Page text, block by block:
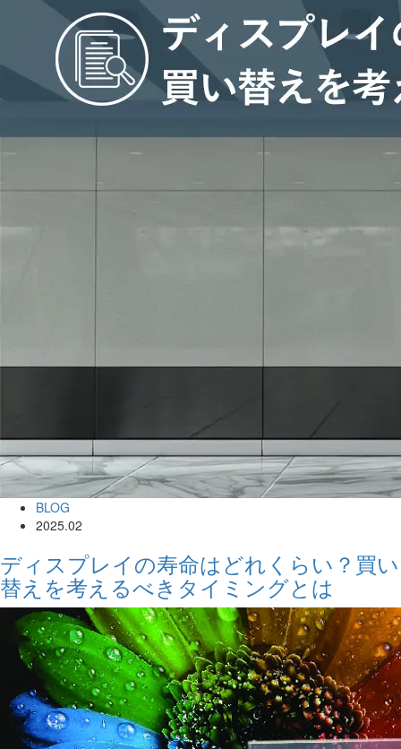
BLOG
2025.02
ディスプレイの寿命はどれくらい？買い
替えを考えるべきタイミングとは